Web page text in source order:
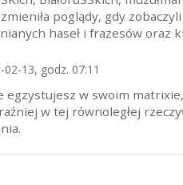
poglądy, gdy
haseł i frazesów
02-13, godz. 07:11
egzystujesz w swoim
w tej równoległej